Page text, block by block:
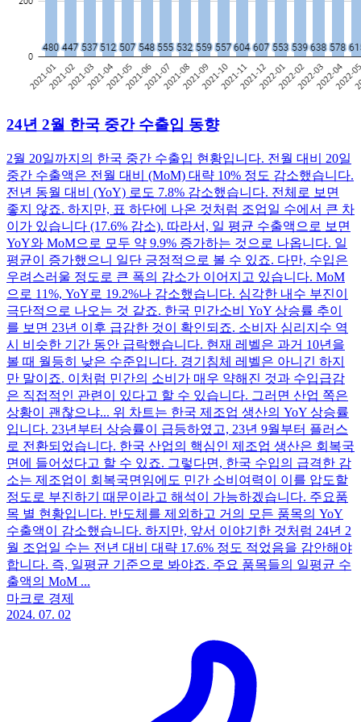
24년 2월 한국 중간 수출입 동향
2월 20일까지의 한국 중간 수출입 현황입니다. 전월 대비 20일
중간 수출액은 전월 대비 (MoM) 대략 10% 정도 감소했습니다.
전년 동월 대비 (YoY) 로도 7.8% 감소했습니다. 전체로 보면
좋지 않죠. 하지만, 표 하단에 나온 것처럼 조업일 수에서 큰 차
이가 있습니다 (17.6% 감소). 따라서, 일 평균 수출액으로 보면
YoY와 MoM으로 모두 약 9.9% 증가하는 것으로 나옵니다. 일
평균이 증가했으니 일단 긍정적으로 볼 수 있죠. 다만, 수입은
우려스러울 정도로 큰 폭의 감소가 이어지고 있습니다. MoM
으로 11%, YoY로 19.2%나 감소했습니다. 심각한 내수 부진이
극단적으로 나오는 것 같죠. 한국 민간소비 YoY 상승률 추이
를 보면 23년 이후 급감한 것이 확인되죠. 소비자 심리지수 역
시 비슷한 기간 동안 급락했습니다. 현재 레벨은 과거 10년을
볼 때 월등히 낮은 수준입니다. 경기침체 레벨은 아니긴 하지
만 말이죠. 이처럼 민간의 소비가 매우 약해진 것과 수입급감
은 직접적인 관련이 있다고 할 수 있습니다. 그러면 산업 쪽은
상황이 괜찮으냐... 위 차트는 한국 제조업 생산의 YoY 상승률
입니다. 23년부터 상승률이 급등하였고, 23년 9월부터 플러스
로 전환되었습니다. 한국 산업의 핵심인 제조업 생산은 회복국
면에 들어섰다고 할 수 있죠. 그렇다면, 한국 수입의 급격한 감
소는 제조업이 회복국면임에도 민간 소비여력이 이를 압도할
정도로 부진하기 때문이라고 해석이 가능하겠습니다. 주요품
목 별 현황입니다. 반도체를 제외하고 거의 모든 품목의 YoY
수출액이 감소했습니다. 하지만, 앞서 이야기한 것처럼 24년 2
월 조업일 수는 전년 대비 대략 17.6% 정도 적었음을 감안해야
합니다. 즉, 일평균 기준으로 봐야죠. 주요 품목들의 일평균 수
출액의 MoM ...
마크로 경제
2024. 07. 02